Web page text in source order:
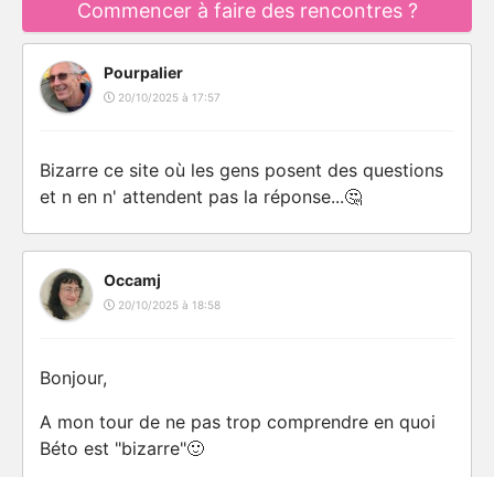
Commencer à faire des rencontres ?
Pourpalier
20/10/2025 à 17:57
Bizarre ce site où les gens posent des questions
et n en n' attendent pas la réponse...🤔
Occamj
20/10/2025 à 18:58
Bonjour,
A mon tour de ne pas trop comprendre en quoi
Béto est "bizarre"🙂